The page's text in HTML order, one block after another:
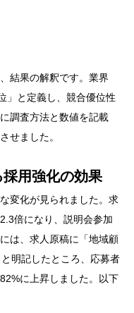
結果の解釈です。業界
」と定義し、競合優位性
調査方法と数値を記載
せました。
用強化の効果
変化が見られました。求
倍になり、説明会参加
は、求人原稿に「地域顧
明記したところ、応募者
に上昇しました。以下